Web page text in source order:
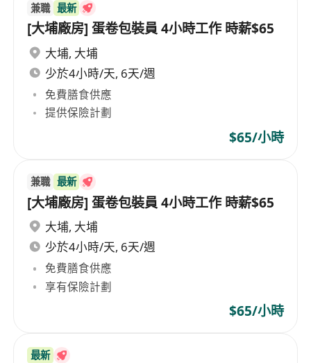
兼職 最新
[大埔廠房] 蛋卷包裝員 4小時工作 時薪$65
大埔, 大埔
少於4小時/天, 6天/週
免費膳食供應
提供保險計劃
$65/小時
兼職 最新
[大埔廠房] 蛋卷包裝員 4小時工作 時薪$65
大埔, 大埔
少於4小時/天, 6天/週
免費膳食供應
享有保險計劃
$65/小時
最新